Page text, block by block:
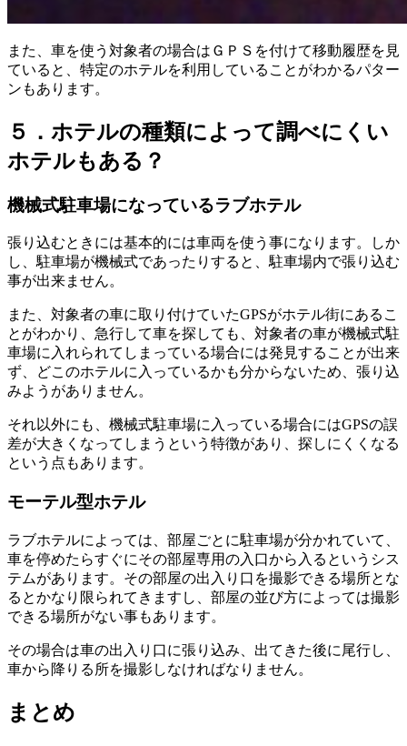
また
車を使う対象者の場合はＧＰＳを付けて移動履歴を見
ていると
特定のホテルを利用していることがわかるパター
ンもあります。
５．ホテルの種類によって調べにくい
ホテルもある？
機械式駐車場になっているラブホテル
張り込むときには基本的には車両を使う事になります。
しか
し 、駐車場が機械式であったりすると 、駐車場内で張り込む
事が出来ません。
また 、 対象者の車に取り付けていたGPSがホテル街にあるこ
とがわかり 、 急行して車を探しても 、 対象者の車が機械式駐
車場に入れられてしまっている場合には発見することが出来
ず、 どこのホテルに入っているかも分からないため、 張り込
みようがありません。
それ以外にも 、 機械式駐車場に入っている場合にはGPSの誤
差が大きくなってしまうという特徴があり 、 探しにくくなる
という点もあります。
モーテル型ホテル
ラブホテルによっては 部屋ごとに駐車場が分かれていて
車を停めたらすぐにその部屋専用の入口から入るというシス
テムがあります。 その部屋の出入り口を撮影できる場所とな
るとかなり限られてきますし
部屋の並び方によっては撮影
できる場所がない事もあります。
その場合は車の出入り口に張り込み 出てきた後に尾行し
車から降りる所を撮影しなければなりません。
まとめ